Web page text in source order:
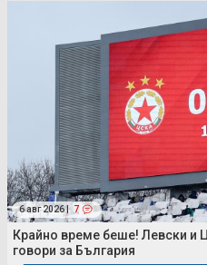
6 авг 2026 | 7
Крайно време беше! Левски и
говори за България